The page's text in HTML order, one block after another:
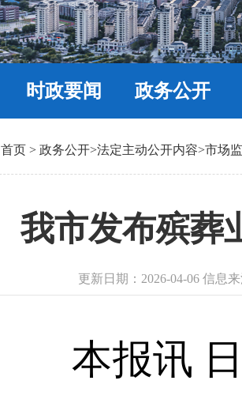
时政要闻 政务公开
首页 > 政务公开>法定主动公开内容>市场
我市发布殡葬
更新日期：2026-04-06 信息
本报讯 日